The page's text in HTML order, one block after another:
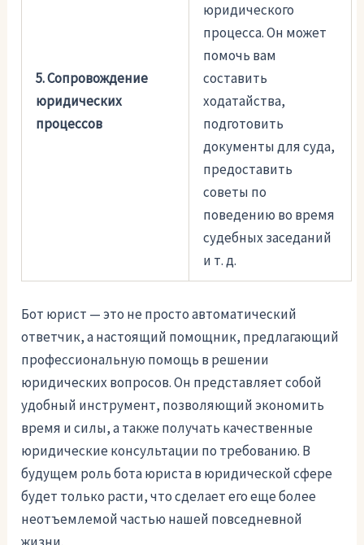
5. Сопровождение
юридических
процессов
юридического
процесса. Он может
помочь вам
составить
ходатайства,
подготовить
документы для суда,
предоставить
советы по
поведению во время
судебных заседаний
и т. д.
Бот юрист — это не просто автоматический
ответчик, а настоящий помощник, предлагающий
профессиональную помощь в решении
юридических вопросов. Он представляет собой
удобный инструмент, позволяющий экономить
время и силы, а также получать качественные
юридические консультации по требованию. В
будущем роль бота юриста в юридической сфере
будет только расти, что сделает его еще более
неотъемлемой частью нашей повседневной